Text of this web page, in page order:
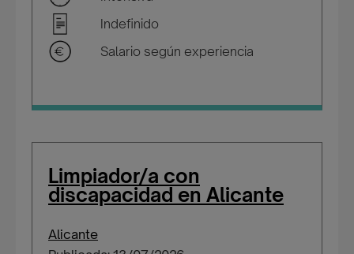
Indefinido
Salario según experiencia
Limpiador/a con
discapacidad en Alicante
Alicante